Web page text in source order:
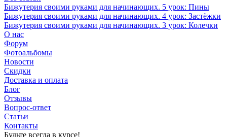
Бижутерия своими руками для начинающих. 5 урок: Пины
Бижутерия своими руками для начинающих. 4 урок: Застёжки
Бижутерия своими руками для начинающих. 3 урок: Колечки
О нас
Форум
Фотоальбомы
Новости
Скидки
Доставка и оплата
Блог
Отзывы
Вопрос-ответ
Статьи
Контакты
Будьте всегда в курсе!